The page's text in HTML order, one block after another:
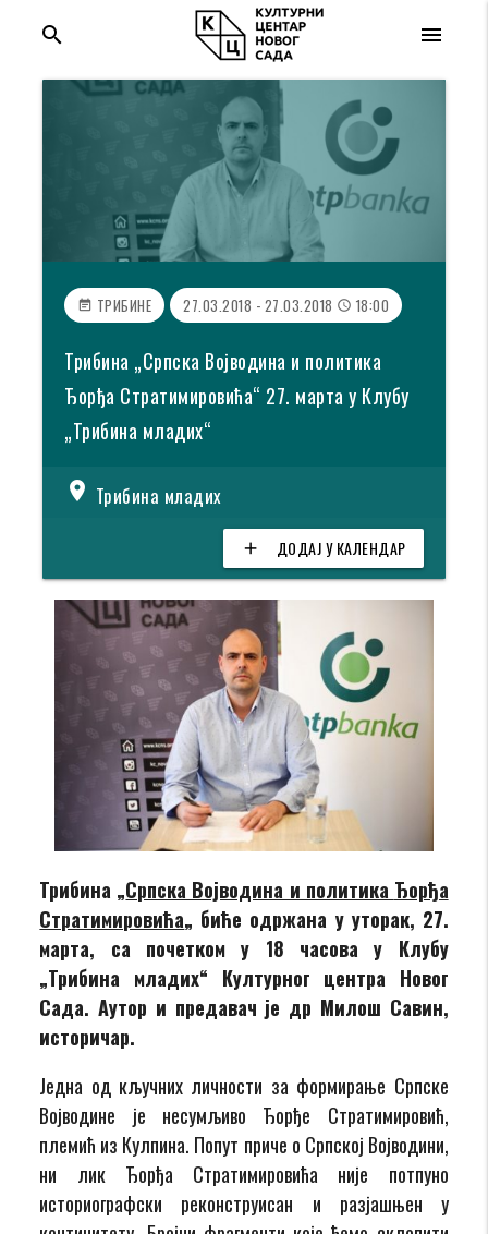
menu
search
event_note ТРИБИНЕ 27.03.2018 - 27.03.2018 access_time 18:00
Трибина „Српска Војводина и политика
Ђорђа Стратимировића“ 27. марта у Клубу
„Трибина младих“
location_on Трибина младих
add ДОДАЈ У КАЛЕНДАР
Трибина „Српска Војводина и политика Ђорђа
Стратимировића„ биће одржана у уторак, 27.
марта, са почетком у 18 часова у Клубу
„Трибина младих“ Културног центра Новог
Сада. Аутор и предавач је др Милош Савин,
историчар.
Једна од кључних личности за формирање Српске
Војводине је несумљиво Ђорђе Стратимировић,
племић из Кулпина. Попут приче о Српској Војводини,
ни лик Ђорђа Стратимировића није потпуно
историографски реконструисан и разјашњен у